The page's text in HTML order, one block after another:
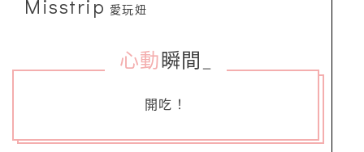
Misstrip 愛玩妞
心動 瞬間
開吃！